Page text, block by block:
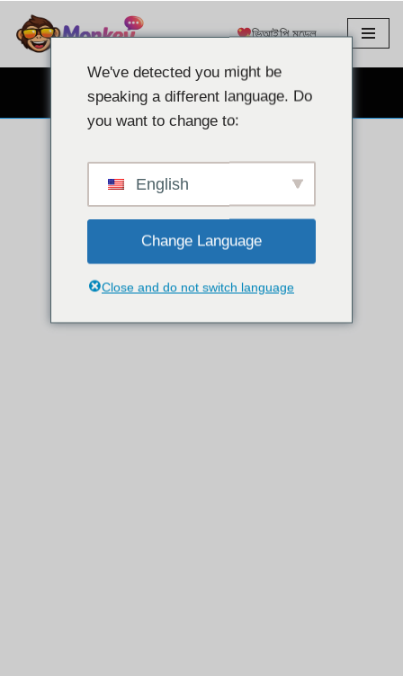
এড়িয়ে
যাও
ভিআইপি মডেল
বিনামূল্যে ওয়েবক্যাম চ্যাট
We've detected you might be
speaking a different language. Do
you want to change to:
English
Change Language
Close and do not switch language